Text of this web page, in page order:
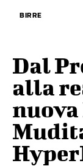
BIRRE
Dal
alla
nuova